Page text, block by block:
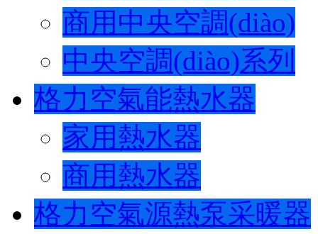
商用中央空調(diào)
中央空調(diào)系列
格力空氣能熱水器
家用熱水器
商用熱水器
格力空氣源熱泵采暖器